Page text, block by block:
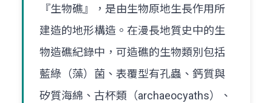
『生物礁』，是由生物原地生長作用所
建造的地形構造。在漫長地質史中的生
物造礁紀錄中，可造礁的生物類別包括
藍綠（藻）菌、表覆型有孔蟲、鈣質與
矽質海綿、古杯類（archaeocyaths）、